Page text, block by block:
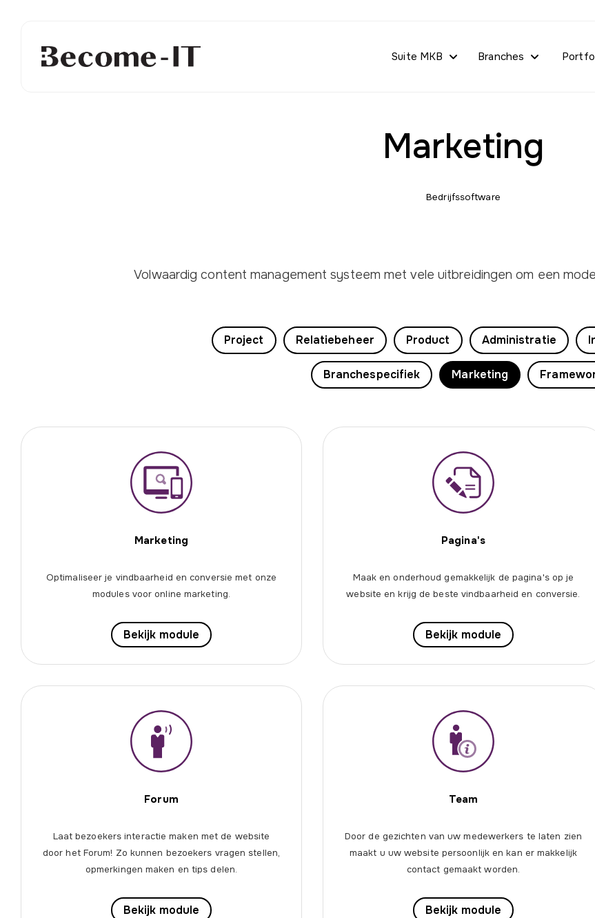
Suite MKB Branches
Marketing
Bedrijfssoftware
Volwaardig content management systeem met vele uitbreidingen om een
Project Relatiebeheer Product Administratie
Branchespecifiek Marketing
Marketing
Optimaliseer je vindbaarheid en conversie met onze
modules voor online marketing.
Bekijk module
Pagina's
Maak en onderhoud gemakkelijk de pagina's op je
website en krijg de beste vindbaarheid en conversie.
Bekijk module
Forum
Laat bezoekers interactie maken met de website
door het Forum! Zo kunnen bezoekers vragen stellen,
opmerkingen maken en tips delen.
Bekijk module
Team
Door de gezichten van uw medewerkers te laten zien
maakt u uw website persoonlijk en kan er makkelijk
contact gemaakt worden.
Bekijk module